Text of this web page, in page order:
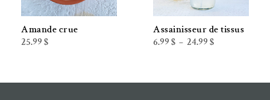
Amande crue
25.99 $
Assainisseur de tissus
6.99 $ – 24.99 $Plage